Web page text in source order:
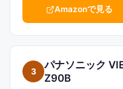
Amazonで見る
3
パナソニック
Z90B